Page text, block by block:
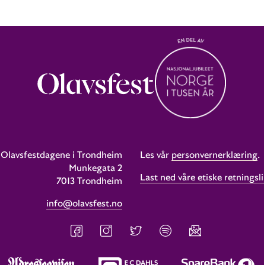
Olavsfestdagene i Trondheim
Munkegata 2
7013 Trondheim
info@olavsfest.no
Les vår personvernerklæring.
Last ned våre etiske